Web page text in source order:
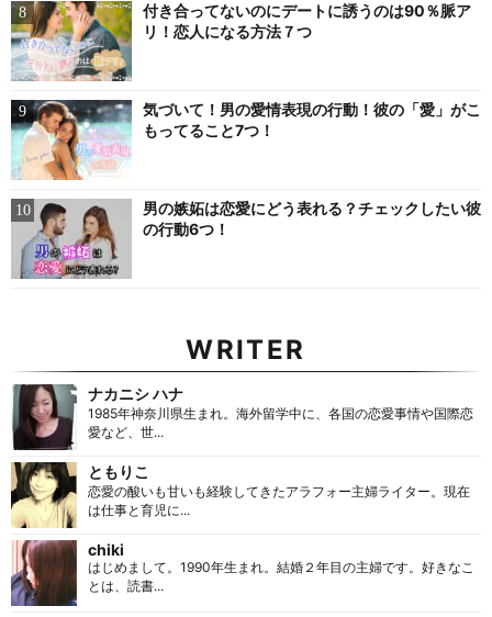
付き合ってないのにデートに誘うのは90％脈ア
リ！恋人になる方法７つ
気づいて！男の愛情表現の行動！彼の「愛」がこ
もってること7つ！
男の嫉妬は恋愛にどう表れる？チェックしたい彼
の行動6つ！
WRITER
ナカニシ ハナ
1985年神奈川県生まれ。海外留学中に、各国の恋愛事情や国際恋
愛など、世...
ともりこ
恋愛の酸いも甘いも経験してきたアラフォー主婦ライター。現在
は仕事と育児に...
chiki
はじめまして。1990年生まれ。結婚２年目の主婦です。好きなこ
とは、読書...